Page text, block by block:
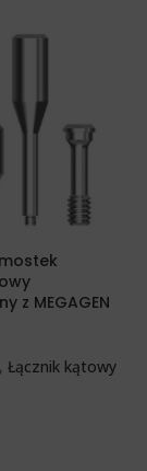
z MEGAGEN
, Łącznik kątowy